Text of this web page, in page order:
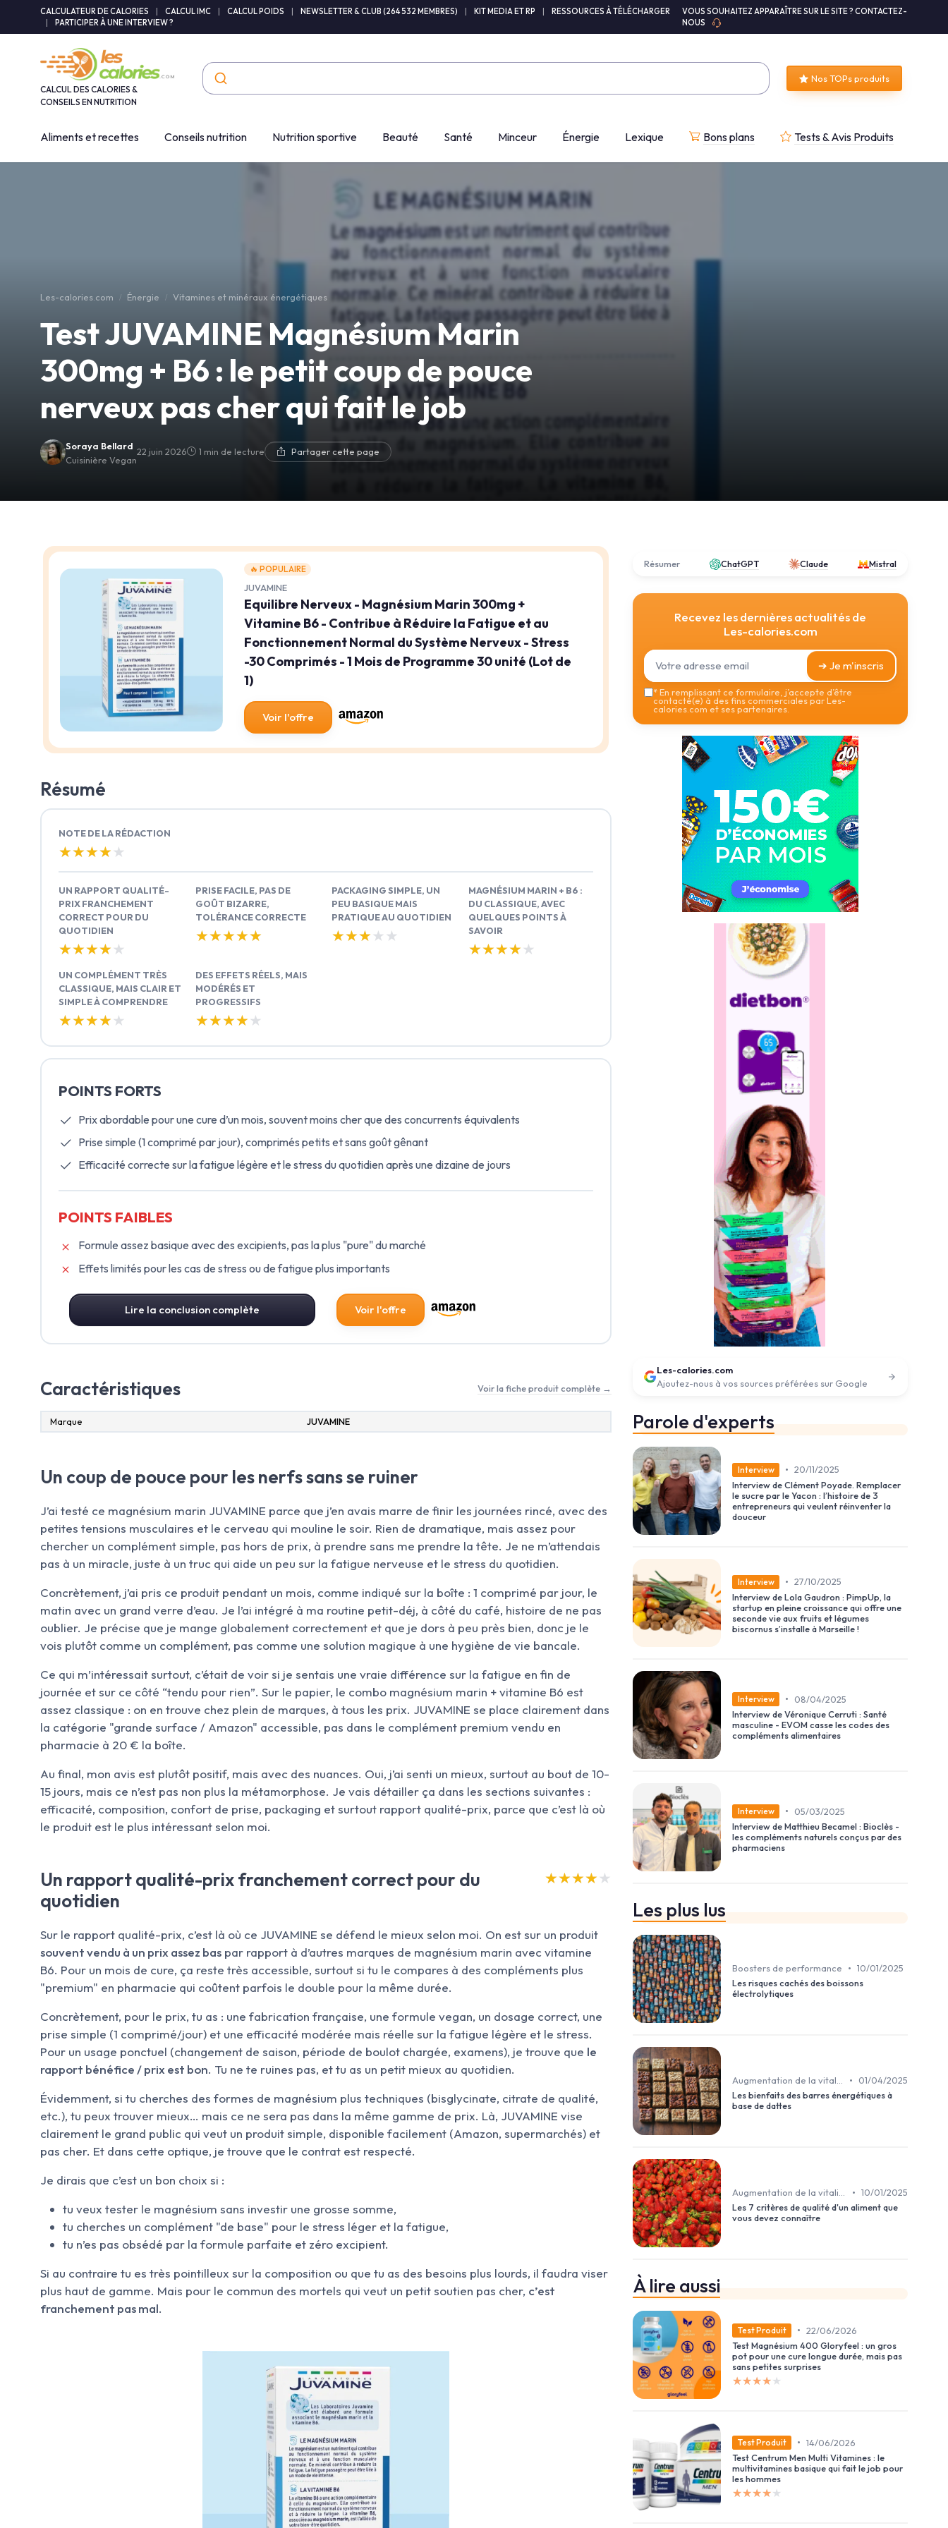
CALCULATEUR DE CALORIES CALCUL IMC CALCUL POIDS NEWSLETTER & CLUB (264 532 MEMBRES) KIT MEDIA ET RP
RESSOURCES À TÉLÉCHARGER
PARTICIPER À UNE INTERVIEW ?
VOUS SOUHAITEZ APPARAÎTRE SUR LE SITE ? CONTACTEZ-
NOUS
CALCUL DES CALORIES &
CONSEILS EN NUTRITION
Nos TOPs produits
Aliments et recettes Conseils nutrition Nutrition sportive Beauté Santé Minceur Énergie Lexique Bons plans Tests & Avis Produits
Les-calories.com Énergie Vitamines et minéraux énergétiques
Test JUVAMINE Magnésium Marin
300mg + B6 : le petit coup de pouce
nerveux pas cher qui fait le job
Soraya Bellard
Cuisinière Vegan
22 juin 2026 1 min de lecture Partager cette page
🔥 POPULAIRE
JUVAMINE
Equilibre Nerveux - Magnésium Marin 300mg +
Vitamine B6 - Contribue à Réduire la Fatigue et au
Fonctionnement Normal du Système Nerveux - Stress
-30 Comprimés - 1 Mois de Programme 30 unité (Lot de
1)
Voir l'offre
Résumé
NOTE DE LA RÉDACTION
★★★★★
★★★★★
UN RAPPORT QUALITÉ-
PRIX FRANCHEMENT
CORRECT POUR DU
QUOTIDIEN
★★★★★
★★★★★
PRISE FACILE, PAS DE
GOÛT BIZARRE,
TOLÉRANCE CORRECTE
★★★★★
★★★★★
PACKAGING SIMPLE, UN
PEU BASIQUE MAIS
PRATIQUE AU QUOTIDIEN
★★★★★
★★★★★
MAGNÉSIUM MARIN + B6 :
DU CLASSIQUE, AVEC
QUELQUES POINTS À
SAVOIR
★★★★★
★★★★★
UN COMPLÉMENT TRÈS
CLASSIQUE, MAIS CLAIR ET
SIMPLE À COMPRENDRE
★★★★★
★★★★★
DES EFFETS RÉELS, MAIS
MODÉRÉS ET
PROGRESSIFS
★★★★★
★★★★★
POINTS FORTS
Prix abordable pour une cure d’un mois, souvent moins cher que des concurrents équivalents
Prise simple (1 comprimé par jour), comprimés petits et sans goût gênant
Efficacité correcte sur la fatigue légère et le stress du quotidien après une dizaine de jours
POINTS FAIBLES
Formule assez basique avec des excipients, pas la plus "pure" du marché
Effets limités pour les cas de stress ou de fatigue plus importants
Lire la conclusion complète Voir l'offre
Caractéristiques Voir la fiche produit complète →
Marque JUVAMINE
Un coup de pouce pour les nerfs sans se ruiner
J’ai testé ce magnésium marin JUVAMINE parce que j’en avais marre de finir les journées rincé, avec des
petites tensions musculaires et le cerveau qui mouline le soir. Rien de dramatique, mais assez pour
chercher un complément simple, pas hors de prix, à prendre sans me prendre la tête. Je ne m’attendais
pas à un miracle, juste à un truc qui aide un peu sur la fatigue nerveuse et le stress du quotidien.
Concrètement, j’ai pris ce produit pendant un mois, comme indiqué sur la boîte : 1 comprimé par jour, le
matin avec un grand verre d’eau. Je l’ai intégré à ma routine petit-déj, à côté du café, histoire de ne pas
oublier. Je précise que je mange globalement correctement et que je dors à peu près bien, donc je le
vois plutôt comme un complément, pas comme une solution magique à une hygiène de vie bancale.
Ce qui m’intéressait surtout, c’était de voir si je sentais une vraie différence sur la fatigue en fin de
journée et sur ce côté “tendu pour rien”. Sur le papier, le combo magnésium marin + vitamine B6 est
assez classique : on en trouve chez plein de marques, à tous les prix. JUVAMINE se place clairement dans
la catégorie "grande surface / Amazon" accessible, pas dans le complément premium vendu en
pharmacie à 20 € la boîte.
Au final, mon avis est plutôt positif, mais avec des nuances. Oui, j’ai senti un mieux, surtout au bout de 10-
15 jours, mais ce n’est pas non plus la métamorphose. Je vais détailler ça dans les sections suivantes :
efficacité, composition, confort de prise, packaging et surtout rapport qualité-prix, parce que c’est là où
le produit est le plus intéressant selon moi.
Un rapport qualité-prix franchement correct pour du
quotidien
★★★★★
★★★★★
Sur le rapport qualité-prix, c’est là où ce JUVAMINE se défend le mieux selon moi. On est sur un produit
souvent vendu à un prix assez bas par rapport à d’autres marques de magnésium marin avec vitamine
B6. Pour un mois de cure, ça reste très accessible, surtout si tu le compares à des compléments plus
"premium" en pharmacie qui coûtent parfois le double pour la même durée.
Concrètement, pour le prix, tu as : une fabrication française, une formule vegan, un dosage correct, une
prise simple (1 comprimé/jour) et une efficacité modérée mais réelle sur la fatigue légère et le stress.
Pour un usage ponctuel (changement de saison, période de boulot chargée, examens), je trouve que le
rapport bénéfice / prix est bon. Tu ne te ruines pas, et tu as un petit mieux au quotidien.
Évidemment, si tu cherches des formes de magnésium plus techniques (bisglycinate, citrate de qualité,
etc.), tu peux trouver mieux… mais ce ne sera pas dans la même gamme de prix. Là, JUVAMINE vise
clairement le grand public qui veut un produit simple, disponible facilement (Amazon, supermarchés) et
pas cher. Et dans cette optique, je trouve que le contrat est respecté.
Je dirais que c’est un bon choix si :
tu veux tester le magnésium sans investir une grosse somme,
tu cherches un complément "de base" pour le stress léger et la fatigue,
tu n’es pas obsédé par la formule parfaite et zéro excipient.
Si au contraire tu es très pointilleux sur la composition ou que tu as des besoins plus lourds, il faudra viser
plus haut de gamme. Mais pour le commun des mortels qui veut un petit soutien pas cher, c’est
franchement pas mal.
Résumer ChatGPT Claude Mistral
Recevez les dernières actualités de
Les-calories.com
➔ Je m'inscris
*En remplissant ce formulaire, j’accepte d’être
contacté(e) à des fins commerciales par Les-
calories.com et ses partenaires.
Les-calories.com
Ajoutez-nous à vos sources préférées sur Google
Parole d'experts
Interview • 20/11/2025
Interview de Clément Poyade. Remplacer
le sucre par le Yacon : l’histoire de 3
entrepreneurs qui veulent réinventer la
douceur
Interview • 27/10/2025
Interview de Lola Gaudron : PimpUp, la
startup en pleine croissance qui offre une
seconde vie aux fruits et légumes
biscornus s’installe à Marseille !
Interview •
08/04/2025
Interview de Véronique Cerruti : Santé
masculine - EVOM casse les codes des
compléments alimentaires
Interview •
05/03/2025
Interview de Matthieu Becamel : Bioclès -
les compléments naturels conçus par des
pharmaciens
Les plus lus
Boosters de performance • 10/01/2025
Les risques cachés des boissons
électrolytiques
Augmentation de la vitalité et d’énergie •
01/04/2025
Les bienfaits des barres énergétiques à
base de dattes
Augmentation de la vitalité et d’énergie • 10/01/2025
Les 7 critères de qualité d'un aliment que
vous devez connaître
À lire aussi
Test Produit • 22/06/2026
Test Magnésium 400 Gloryfeel : un gros
pot pour une cure longue durée, mais pas
sans petites surprises
★★★★★
★★★★★
Test Produit • 14/06/2026
Test Centrum Men Multi Vitamines : le
multivitamines basique qui fait le job pour
les hommes
★★★★★
★★★★★
Panneau de gestion des cookies